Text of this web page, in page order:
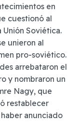
en
cuestionó al
Soviética.
unieron al
pro-soviético.
arrebataron el
y nombraron un
Nagy, que
restablecer
haber anunciado